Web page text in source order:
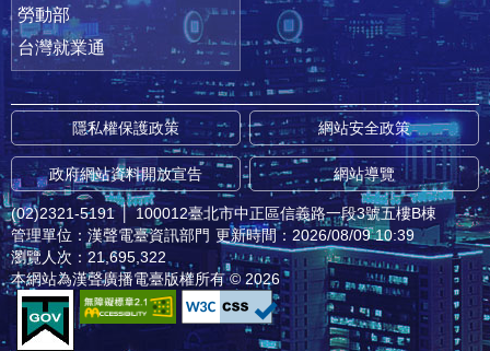
勞動部
台灣就業通
隱私權保護政策 網站安全政策
政府網站資料開放宣告 網站導覽
(02)2321-5191 │ 100012臺北市中正區信義路一段3號五樓B棟
管理單位：漢聲電臺資訊部門 更新時間：2026/08/09 10:39
瀏覽人次：21,695,322
本網站為漢聲廣播電臺版權所有 © 2026